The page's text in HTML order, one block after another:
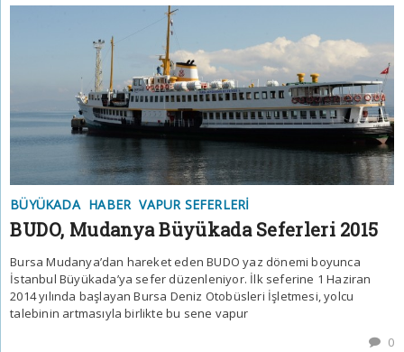
BÜYÜKADA HABER VAPUR SEFERLERI
BUDO, Mudanya Büyükada Seferleri 2015
Bursa Mudanya’dan hareket eden BUDO yaz dönemi boyunca
İstanbul Büyükada’ya sefer düzenleniyor. İlk seferine 1 Haziran
2014 yılında başlayan Bursa Deniz Otobüsleri İşletmesi, yolcu
talebinin artmasıyla birlikte bu sene vapur
0